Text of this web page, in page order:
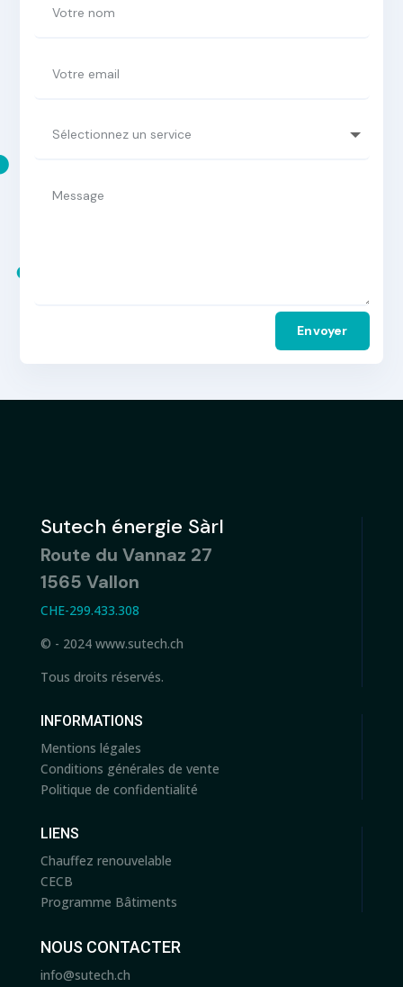
Envoyer
Sutech énergie Sàrl
Route du Vannaz 27
1565 Vallon
CHE-299.433.308
© - 2024 www.sutech.ch
Tous droits réservés.
INFORMATIONS
Mentions légales
Conditions générales de vente
Politique de confidentialité
LIENS
Chauffez renouvelable
CECB
Programme Bâtiments
NOUS CONTACTER
info@sutech.ch